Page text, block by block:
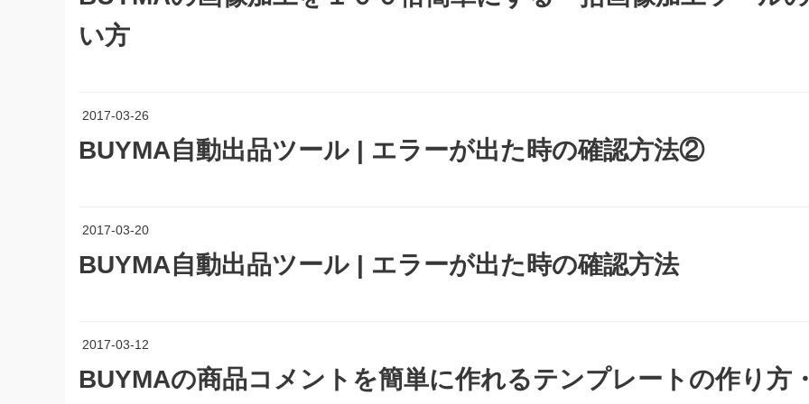
い方
2017-03-26
BUYMA自動出品ツール | エラーが出た時の確認方法②
2017-03-20
BUYMA自動出品ツール | エラーが出た時の確認方法
2017-03-12
BUYMAの商品コメントを簡単に作れるテンプレートの作り方